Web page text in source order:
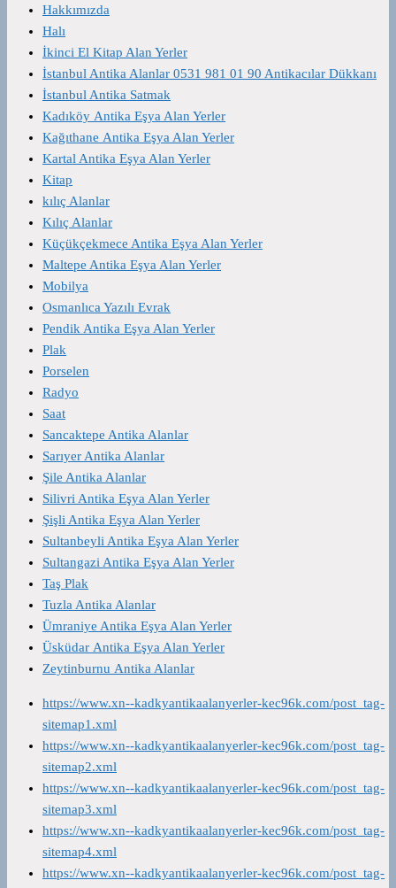
Hakkımızda
Halı
İkinci El Kitap Alan Yerler
İstanbul Antika Alanlar 0531 981 01 90 Antikacılar Dükkanı
İstanbul Antika Satmak
Kadıköy Antika Eşya Alan Yerler
Kağıthane Antika Eşya Alan Yerler
Kartal Antika Eşya Alan Yerler
Kitap
kılıç Alanlar
Kılıç Alanlar
Küçükçekmece Antika Eşya Alan Yerler
Maltepe Antika Eşya Alan Yerler
Mobilya
Osmanlıca Yazılı Evrak
Pendik Antika Eşya Alan Yerler
Plak
Porselen
Radyo
Saat
Sancaktepe Antika Alanlar
Sarıyer Antika Alanlar
Şile Antika Alanlar
Silivri Antika Eşya Alan Yerler
Şişli Antika Eşya Alan Yerler
Sultanbeyli Antika Eşya Alan Yerler
Sultangazi Antika Eşya Alan Yerler
Taş Plak
Tuzla Antika Alanlar
Ümraniye Antika Eşya Alan Yerler
Üsküdar Antika Eşya Alan Yerler
Zeytinburnu Antika Alanlar
https://www.xn--kadkyantikaalanyerler-kec96k.com/post_tag-
sitemap1.xml
https://www.xn--kadkyantikaalanyerler-kec96k.com/post_tag-
sitemap2.xml
https://www.xn--kadkyantikaalanyerler-kec96k.com/post_tag-
sitemap3.xml
https://www.xn--kadkyantikaalanyerler-kec96k.com/post_tag-
sitemap4.xml
https://www.xn--kadkyantikaalanyerler-kec96k.com/post_tag-